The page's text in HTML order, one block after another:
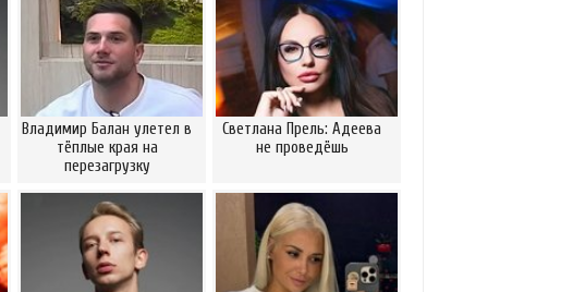
Владимир Балан улетел в
тёплые края на
перезагрузку
Светлана Прель: Адеева
не проведёшь